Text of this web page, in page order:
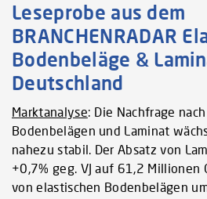
Leseprobe aus dem
BRANCHENRADAR
Bodenbeläge &
Deutschland
Marktanalyse: Die Nachfrage
Bodenbelägen und Laminat
nahezu stabil. Der Absatz von
+0,7% geg. VJ auf 61,2 Millionen
von elastischen Bodenbelägen